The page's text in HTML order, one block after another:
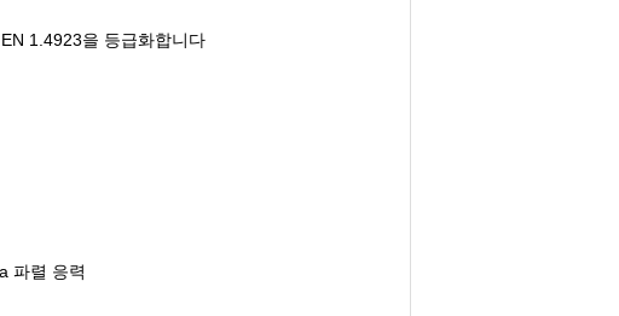
1.4923을 등급화합니다
파렬 응력